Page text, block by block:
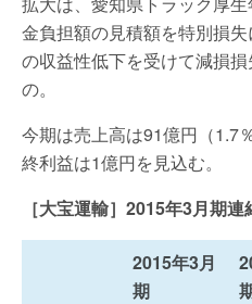
金負担額の見積額を特別損
の収益性低下を受けて減損
の。
今期は売上高は91億円（1.7
終利益は1億円を見込む。
［大宝運輸］2015年3月期連
2015年3月
期